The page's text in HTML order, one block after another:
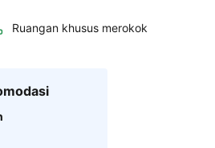
Ruangan khusus merokok